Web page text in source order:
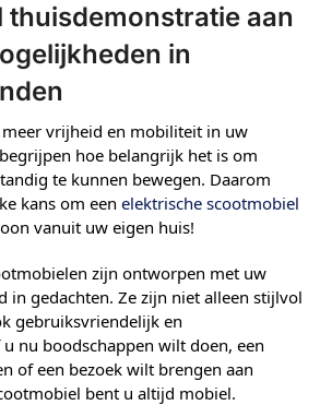
thuisdemonstratie aan
in
meer vrijheid en mobiliteit in uw
hoe belangrijk het is om
te kunnen bewegen. Daarom
kans om een elektrische scootmobiel
vanuit uw eigen huis!
zijn ontworpen met uw
in gedachten. Ze zijn niet alleen stijlvol
gebruiksvriendelijk en
nu boodschappen wilt doen, een
of een bezoek wilt brengen aan
bent u altijd mobiel.